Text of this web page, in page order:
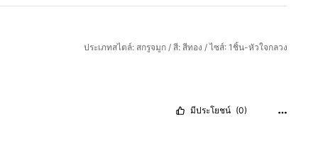
ประเภทสไตล์: สกรูจมูก / สี: สีทอง / ไซส์: 1ชิ้น-หัวใจกลวง
มีประโยชน์ (0)